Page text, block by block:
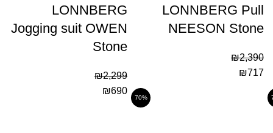
LONNBERG Pull
NEESON Stone
₪2,390
₪717
LONNBERG
Jogging suit OWEN
Stone
₪2,299
₪690
70%